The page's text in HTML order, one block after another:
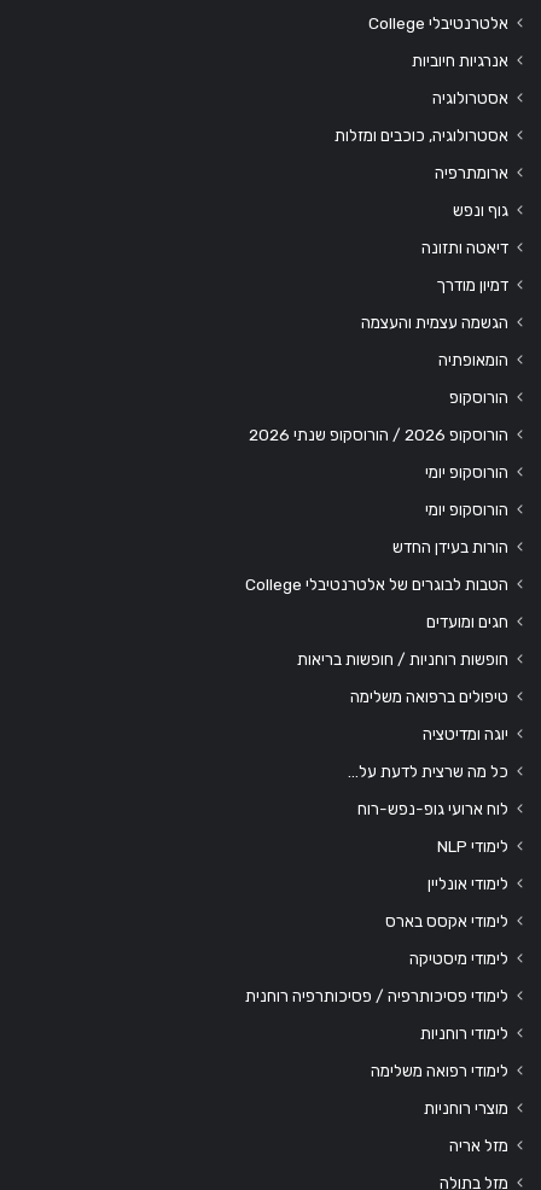
אלטרנטיבלי College
אנרגיות חיוביות
אסטרולוגיה
אסטרולוגיה, כוכבים ומזלות
ארומתרפיה
גוף ונפש
דיאטה ותזונה
דמיון מודרך
הגשמה עצמית והעצמה
הומאופתיה
הורוסקופ
הורוסקופ 2026 / הורוסקופ שנתי 2026
הורוסקופ יומי
הורוסקופ יומי
הורות בעידן החדש
הטבות לבוגרים של אלטרנטיבלי College
חגים ומועדים
חופשות רוחניות / חופשות בריאות
טיפולים ברפואה משלימה
יוגה ומדיטציה
כל מה שרצית לדעת על…
לוח ארועי גופ-נפש-רוח
לימודי NLP
לימודי אונליין
לימודי אקסס בארס
לימודי מיסטיקה
לימודי פסיכותרפיה / פסיכותרפיה רוחנית
לימודי רוחניות
לימודי רפואה משלימה
מוצרי רוחניות
מזל אריה
מזל בתולה